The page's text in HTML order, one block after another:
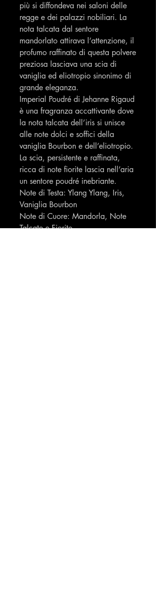
più si diffondeva nei saloni delle
regge e dei palazzi nobiliari. La
nota talcata dal sentore
mandorlato attirava l’attenzione, il
profumo raffinato di questa polvere
preziosa lasciava una scia di
vaniglia ed eliotropio sinonimo di
grande eleganza.
Imperial Poudré di Jehanne Rigaud
è una fragranza accattivante dove
la nota talcata dell’iris si unisce
alle note dolci e soffici della
vaniglia Bourbon e dell’eliotropio.
La scia, persistente e raffinata,
ricca di note fiorite lascia nell’aria
un sentore poudré inebriante.
Note di Testa: Ylang Ylang, Iris,
Vaniglia Bourbon
Note di Cuore: Mandorla, Note
Talcate e Fiorite